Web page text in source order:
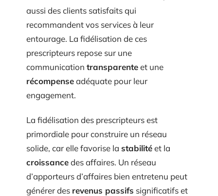
aussi des clients satisfaits qui
recommandent vos services à leur
entourage. La fidélisation de ces
prescripteurs repose sur une
communication transparenteet une
récompenseadéquate pour leur
engagement.
La fidélisation des prescripteurs est
primordiale pour construire un réseau
solide, car elle favorise la stabilitéet la
croissancedes affaires. Un réseau
d’apporteurs d’affaires bien entretenu peut
générer des revenus passifs significatifs et